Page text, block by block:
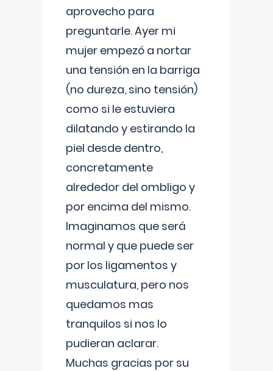
aprovecho para
preguntarle. Ayer mi
mujer empezó a nortar
una tensión en la barriga
(no dureza, sino tensión)
como si le estuviera
dilatando y estirando la
piel desde dentro,
concretamente
alrededor del ombligo y
por encima del mismo.
Imaginamos que será
normal y que puede ser
por los ligamentos y
musculatura, pero nos
quedamos mas
tranquilos si nos lo
pudieran aclarar.
Muchas gracias por su